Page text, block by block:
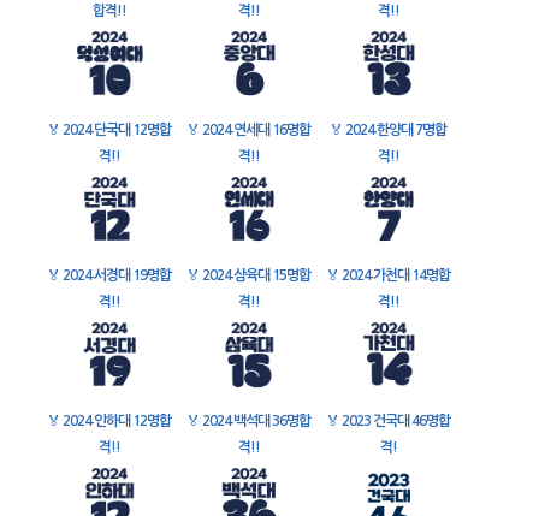
합격!!
격!!
격!!
🏅 2024 단국대 12명합
격!!
🏅 2024 연세대 16명합
격!!
🏅 2024 한양대 7명합
격!!
🏅 2024 서경대 19명합
격!!
🏅 2024 삼육대 15명합
격!!
🏅 2024 가천대 14명합
격!!
🏅 2024 인하대 12명합
격!!
🏅 2024 백석대 36명합
격!!
🏅 2023 건국대 46명합
격!